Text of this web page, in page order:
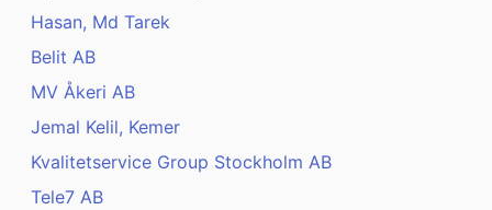
Hasan, Md Tarek
Belit AB
MV Åkeri AB
Jemal Kelil, Kemer
Kvalitetservice Group Stockholm AB
Tele7 AB